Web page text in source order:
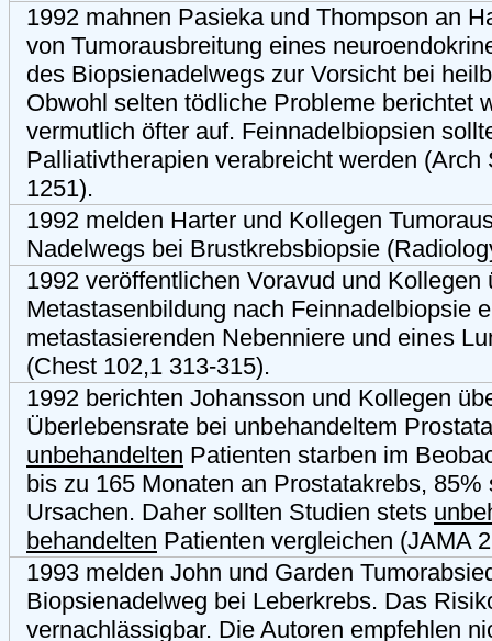
1992 mahnen Pasieka und Thompson an
von Tumorausbreitung eines
des Biopsienadelwegs zur Vorsicht bei
Obwohl selten tödliche Probleme berichtet
vermutlich öfter auf. Feinnadelbiopsien
Palliativtherapien verabreicht werden (Arch
1251).
1992 melden Harter und Kollegen
Nadelwegs bei Brustkrebsbiopsie
1992 veröffentlichen Voravud und Kollegen
Metastasenbildung nach Feinnadelbiopsie
metastasierenden Nebenniere und eines
(Chest 102,1 313-315).
1992 berichten Johansson und Kollegen
Überlebensrate bei unbehandeltem
unbehandelten Patienten starben im
bis zu 165 Monaten an Prostatakrebs, 85%
Ursachen. Daher sollten Studien stets
behandelten Patienten vergleichen (JAMA
1993 melden John und Garden
Biopsienadelweg bei Leberkrebs. Das
vernachlässigbar. Die Autoren empfehlen